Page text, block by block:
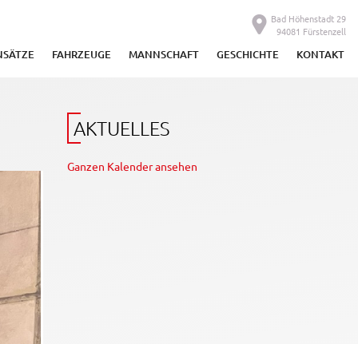
Bad Höhenstadt 29
94081 Fürstenzell
FAHRZEUGE MANNSCHAFT GESCHICHTE KONTAKT
AKTUELLES
Ganzen Kalender ansehen